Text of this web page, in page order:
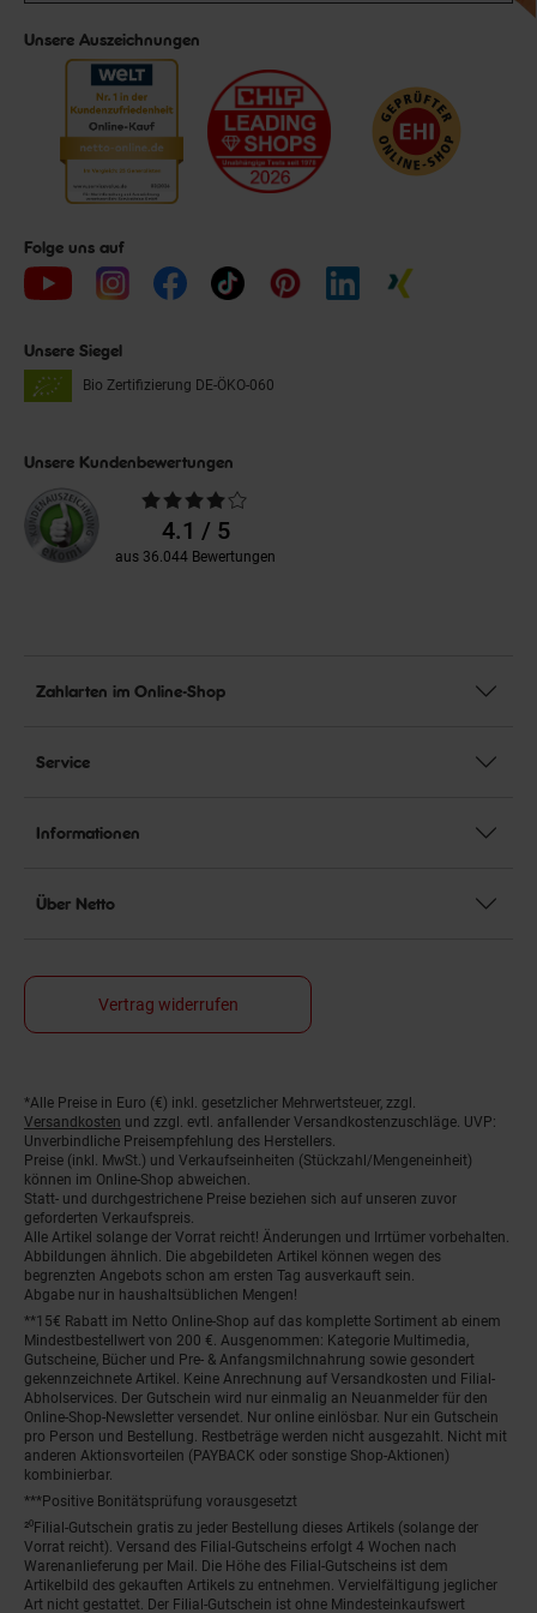
Unsere Auszeichnungen
Folge uns auf
Unsere Siegel
Bio Zertifizierung DE-ÖKO-060
Unsere Kundenbewertungen
Durchschnittliche
Bewertungen4.1 / 5
aus 36.044 Bewertungen
Zahlarten im Online-Shop
Service
Informationen
Über Netto
Vertrag widerrufen
Fußnoten
*Alle Preise in Euro (€) inkl. gesetzlicher Mehrwertsteuer, zzgl.
Versandkosten und zzgl. evtl. anfallender Versandkostenzuschläge. UVP:
Unverbindliche Preisempfehlung des Herstellers.
Preise (inkl. MwSt.) und Verkaufseinheiten (Stückzahl/Mengeneinheit)
können im Online-Shop abweichen.
Statt- und durchgestrichene Preise beziehen sich auf unseren zuvor
geforderten Verkaufspreis.
Alle Artikel solange der Vorrat reicht! Änderungen und Irrtümer vorbehalten.
Abbildungen ähnlich. Die abgebildeten Artikel können wegen des
begrenzten Angebots schon am ersten Tag ausverkauft sein.
Abgabe nur in haushaltsüblichen Mengen!
**15€ Rabatt im Netto Online-Shop auf das komplette Sortiment ab einem
Mindestbestellwert von 200 €. Ausgenommen: Kategorie Multimedia,
Gutscheine, Bücher und Pre- & Anfangsmilchnahrung sowie gesondert
gekennzeichnete Artikel. Keine Anrechnung auf Versandkosten und Filial-
Abholservices. Der Gutschein wird nur einmalig an Neuanmelder für den
Online-Shop-Newsletter versendet. Nur online einlösbar. Nur ein Gutschein
pro Person und Bestellung. Restbeträge werden nicht ausgezahlt. Nicht mit
anderen Aktionsvorteilen (PAYBACK oder sonstige Shop-Aktionen)
kombinierbar.
***Positive Bonitätsprüfung vorausgesetzt
²⁰Filial-Gutschein gratis zu jeder Bestellung dieses Artikels (solange der
Vorrat reicht). Versand des Filial-Gutscheins erfolgt 4 Wochen nach
Warenanlieferung per Mail. Die Höhe des Filial-Gutscheins ist dem
Artikelbild des gekauften Artikels zu entnehmen. Vervielfältigung jeglicher
Art nicht gestattet. Der Filial-Gutschein ist ohne Mindesteinkaufswert